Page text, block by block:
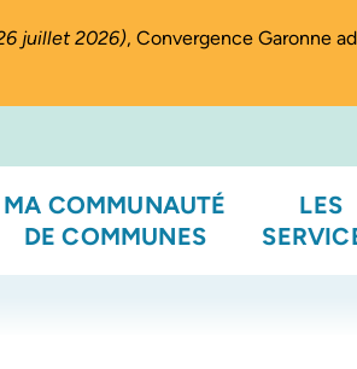
juillet 2026), Convergence Garonne
MA COMMUNAUTÉ
DE COMMUNES
LES